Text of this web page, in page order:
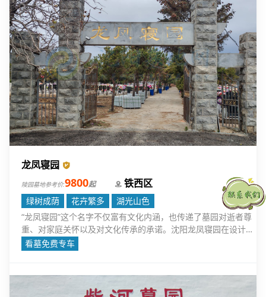
龙凤寝园
陵园墓地参考价:9800起 铁西区
绿树成荫 花卉繁多
湖光山色
“龙凤寝园”这个名字不仅富有文化内涵，也传递了墓园对逝者尊
重、对家庭关怀以及对文化传承的承诺。沈阳龙凤寝园在设计上
充分考虑到堪舆理念，力求为逝者提供一个安宁、和谐的安息之
地。
看墓免费专车